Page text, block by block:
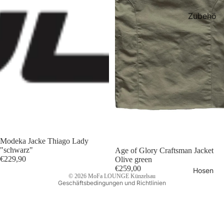
acken
Damen
Freizeitj
acken
Herren
Motorra
Westen
Westen
Herren
Zubehö
Helmha
lter
Hosen
Modeka Jacke Thiago Lady
"schwarz"
€229,90
Age of Glory Craftsman Jacket
Olive green
€259,00
© 2026 MoFa LOUNGE Künzelsau
Geschäftsbedingungen und Richtlinien
Versand
Impressum